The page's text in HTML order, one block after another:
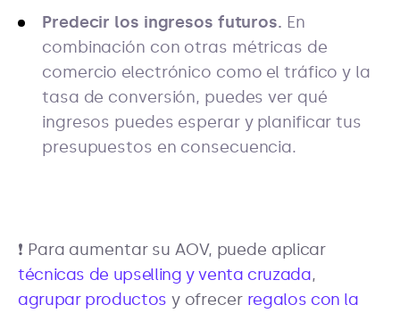
Predecir los ingresos futuros. En
combinación con otras métricas de
comercio electrónico como el tráfico y la
tasa de conversión, puedes ver qué
ingresos puedes esperar y planificar tus
presupuestos en consecuencia.
❗ Para aumentar su AOV, puede aplicar
técnicas de upselling y venta cruzada,
agrupar productos y ofrecer regalos con la